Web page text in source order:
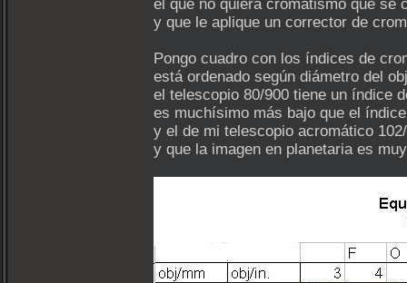
el que no quiera cromatismo que se
y que le aplique un corrector de
Pongo cuadro con los índices de
está ordenado según diámetro del
el telescopio 80/900 tiene un índice
es muchísimo más bajo que el
y el de mi telescopio acromático
y que la imagen en planetaria es